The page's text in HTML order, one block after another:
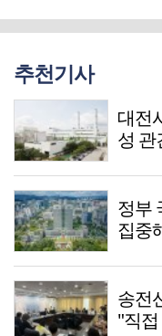
추천기사
대전
성 관
정부
집중
송전
"직